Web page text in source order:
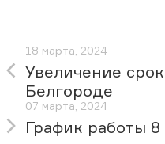
18 марта, 2024
Увеличение
Белгороде
07 марта, 2024
График работы 8